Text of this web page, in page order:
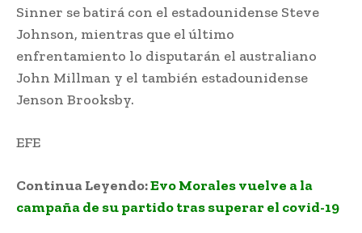
Sinner se batirá con el estadounidense Steve
Johnson, mientras que el último
enfrentamiento lo disputarán el australiano
John Millman y el también estadounidense
Jenson Brooksby.
EFE
Continua Leyendo:Evo Morales vuelve a la
campaña de su partido tras superar el covid-19